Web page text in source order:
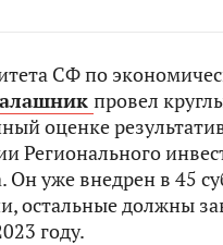
СФ по
провел
оценке
Регионального
Он уже внедрен в 45
остальные должны
году.